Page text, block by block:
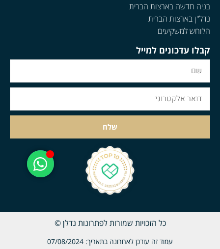
בניה חדשה בארצות הברית
נדל"ן בארצות הברית
הלוחש למשקיעים
קבלו עדכונים למייל
שלח
כל הזכויות שמורות לפתרונות נדלן ©
עמוד זה עודכן לאחרונה בתאריך: 07/08/2024